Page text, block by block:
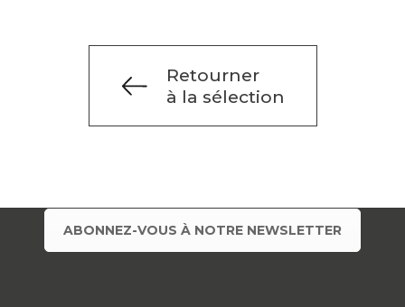
Retourner
à la sélection
ABONNEZ-VOUS À NOTRE NEWSLETTER